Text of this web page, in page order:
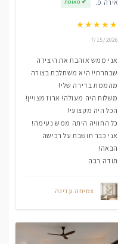
אירה פ. ✔ מאומת
★★★★★
7/15/2026
אני ממש אוהבת את היצירה
שבחרתי! היא משתלבת בצורה
מהממת בדירה שלי!
משלוח היה מעולה! ארוז מצויין!
הכל היה מקצועי!
כל החוויה היתה ממש נעימה!
אני כבר חושבת על רכישה
הבאה!
תודה רבה
צמיחה עדינה